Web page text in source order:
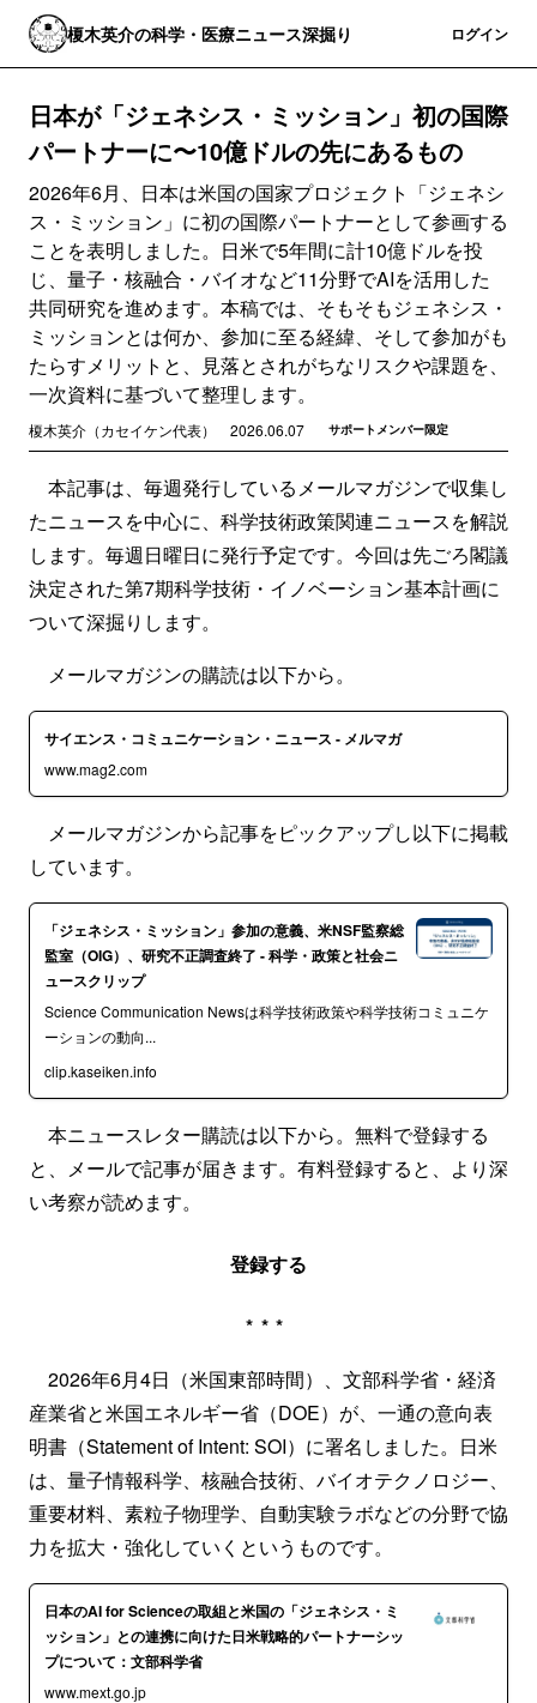
榎木英介の科学・医療ニュース深掘り ログイン
日本が「ジェネシス・ミッション」初の国際
パートナーに〜10億ドルの先にあるもの
2026年6月、日本は米国の国家プロジェクト「ジェネシ
ス・ミッション」に初の国際パートナーとして参画する
ことを表明しました。日米で5年間に計10億ドルを投
じ、量子・核融合・バイオなど11分野でAIを活用した
共同研究を進めます。本稿では、そもそもジェネシス・
ミッションとは何か、参加に至る経緯、そして参加がも
たらすメリットと、見落とされがちなリスクや課題を、
一次資料に基づいて整理します。
榎木英介（カセイケン代表） 2026.06.07 サポートメンバー限定
本記事は、毎週発行しているメールマガジンで収集し
たニュースを中心に、科学技術政策関連ニュースを解説
します。毎週日曜日に発行予定です。今回は先ごろ閣議
決定された第7期科学技術・イノベーション基本計画に
ついて深掘りします。
メールマガジンの購読は以下から。
サイエンス・コミュニケーション・ニュース - メルマガ
www.mag2.com
メールマガジンから記事をピックアップし以下に掲載
しています。
「ジェネシス・ミッション」参加の意義、米NSF監察総
監室（OIG）、研究不正調査終了 - 科学・政策と社会ニ
ュースクリップ
Science Communication Newsは科学技術政策や科学技術コミュニケ
ーションの動向...
clip.kaseiken.info
本ニュースレター購読は以下から。無料で登録する
と、メールで記事が届きます。有料登録すると、より深
い考察が読めます。
登録する
***
2026年6月4日（米国東部時間）、文部科学省・経済
産業省と米国エネルギー省（DOE）が、一通の意向表
明書（Statement of Intent: SOI）に署名しました。日米
は、量子情報科学、核融合技術、バイオテクノロジー、
重要材料、素粒子物理学、自動実験ラボなどの分野で協
力を拡大・強化していくというものです。
日本のAI for Scienceの取組と米国の「ジェネシス・ミ
ッション」との連携に向けた日米戦略的パートナーシッ
プについて：文部科学省
www.mext.go.jp